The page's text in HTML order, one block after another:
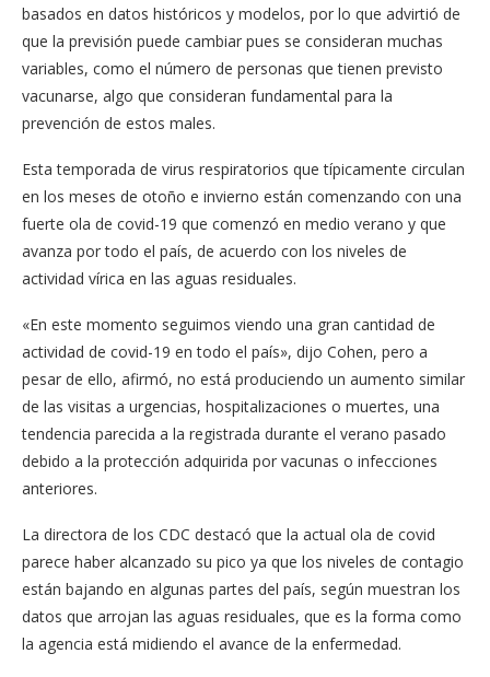
basados en datos históricos y modelos, por lo que advirtió de
que la previsión puede cambiar pues se consideran muchas
variables, como el número de personas que tienen previsto
vacunarse, algo que consideran fundamental para la
prevención de estos males.
Esta temporada de virus respiratorios que típicamente circulan
en los meses de otoño e invierno están comenzando con una
fuerte ola de covid-19 que comenzó en medio verano y que
avanza por todo el país, de acuerdo con los niveles de
actividad vírica en las aguas residuales.
«En este momento seguimos viendo una gran cantidad de
actividad de covid-19 en todo el país», dijo Cohen, pero a
pesar de ello, afirmó, no está produciendo un aumento similar
de las visitas a urgencias, hospitalizaciones o muertes, una
tendencia parecida a la registrada durante el verano pasado
debido a la protección adquirida por vacunas o infecciones
anteriores.
La directora de los CDC destacó que la actual ola de covid
parece haber alcanzado su pico ya que los niveles de contagio
están bajando en algunas partes del país, según muestran los
datos que arrojan las aguas residuales, que es la forma como
la agencia está midiendo el avance de la enfermedad.